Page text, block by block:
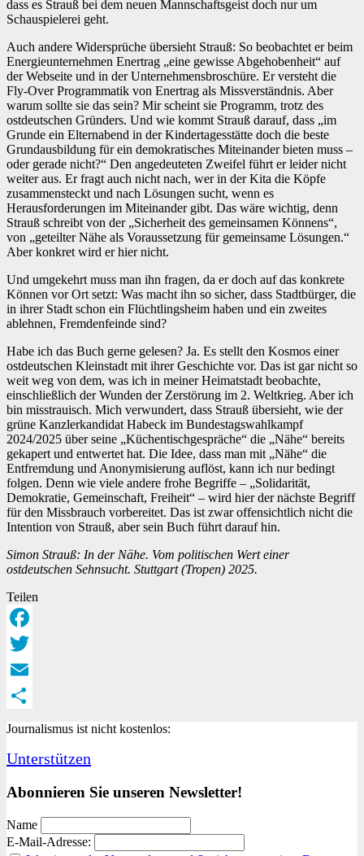
dass es Strauß bei dem neuen Mannschaftsgeist doch nur um
Schauspielerei geht.
Auch andere Widersprüche übersieht Strauß: So beobachtet er beim
Energieunternehmen Enertrag „eine gewisse Abgehobenheit“ auf
der Webseite und in der Unternehmensbroschüre. Er versteht die
Fly-Over Programmatik von Enertrag als Missverständnis. Aber
warum sollte sie das sein? Mir scheint sie Programm, trotz des
ostdeutschen Gründers. Und wie kommt Strauß darauf, dass „im
Grunde ein Elternabend in der Kindertagesstätte doch die beste
Grundausbildung für ein demokratisches Miteinander bieten muss –
oder gerade nicht?“ Den angedeuteten Zweifel führt er leider nicht
weiter aus. Er fragt auch nicht nach, wer in der Kita die Köpfe
zusammensteckt und nach Lösungen sucht, wenn es
Herausforderungen im Miteinander gibt. Das wäre wichtig, denn
Strauß schreibt von der „Sicherheit des gemeinsamen Könnens“,
von „geteilter Nähe als Voraussetzung für gemeinsame Lösungen.“
Aber konkret wird er hier nicht.
Und umgekehrt muss man ihn fragen, da er doch auf das konkrete
Können vor Ort setzt: Was macht ihn so sicher, dass Stadtbürger, die
in ihrer Stadt schon ein Flüchtlingsheim haben und ein zweites
ablehnen, Fremdenfeinde sind?
Habe ich das Buch gerne gelesen? Ja. Es stellt den Kosmos einer
ostdeutschen Kleinstadt mit ihrer Geschichte vor. Das ist gar nicht so
weit weg von dem, was ich in meiner Heimatstadt beobachte,
einschließlich der Wunden der Zerstörung im 2. Weltkrieg. Aber ich
bin misstrauisch. Mich verwundert, dass Strauß übersieht, wie der
grüne Kanzlerkandidat Habeck im Bundestagswahlkampf
2024/2025 über seine „Küchentischgespräche“ die „Nähe“ bereits
gekapert und entwertet hat. Die Idee, dass man mit „Nähe“ die
Entfremdung und Anonymisierung auflöst, kann ich nur bedingt
folgen. Denn wie viele andere frohe Begriffe – „Solidarität,
Demokratie, Gemeinschaft, Freiheit“ ­– wird hier der nächste Begriff
für den Missbrauch vorbereitet. Das ist zwar offensichtlich nicht die
Intention von Strauß, aber sein Buch führt darauf hin.
Simon Strauß: In der Nähe. Vom politischen Wert einer
ostdeutschen Sehnsucht. Stuttgart (Tropen) 2025.
Teilen
Facebook
Twitter
Email
Teilen
Journalismus ist nicht kostenlos:
Unterstützen
Abonnieren Sie unseren Newsletter!
Name
E-Mail-Adresse: